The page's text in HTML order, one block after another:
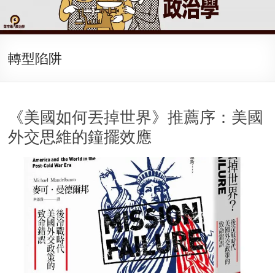
轉型陷阱
《美國如何丟掉世界》推薦序：美國
外交思維的鐘擺效應